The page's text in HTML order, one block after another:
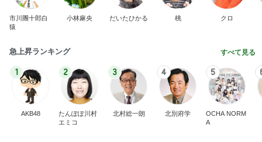
市川團十郎白
猿
小林麻央 だいたひかる 桃 クロ
急上昇ランキング すべて見る
1
AKB48
2
たんぽぽ川村
エミコ
3
北村総一朗
4
北別府学
5
OCHA NORM
A